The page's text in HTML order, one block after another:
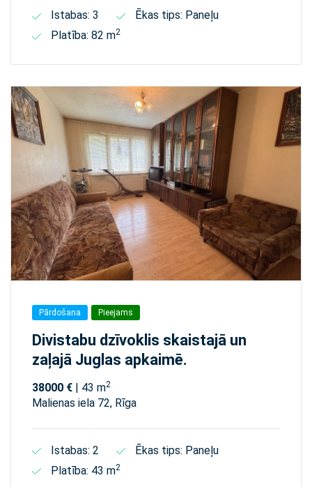
Istabas: 3
Ēkas tips: Paneļu
Platība: 82 m2
Pārdošana Pieejams
Divistabu dzīvoklis skaistajā un
zaļajā Juglas apkaimē.
38000 € | 43 m2
Malienas iela 72, Rīga
Istabas: 2
Ēkas tips: Paneļu
Platība: 43 m2